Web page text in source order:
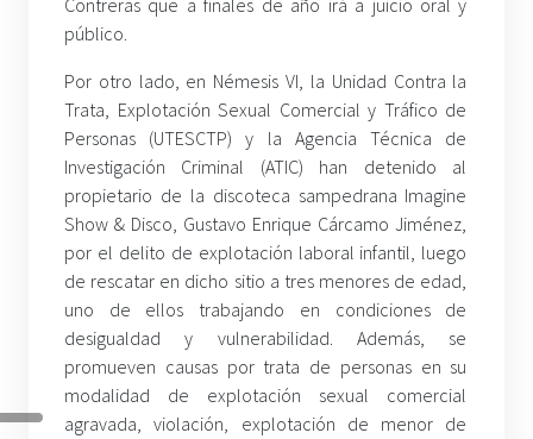
Contreras que a finales de año irá a juicio oral y
público.
Por otro lado, en Némesis VI, la Unidad Contra la
Trata, Explotación Sexual Comercial y Tráfico de
Personas (UTESCTP) y la Agencia Técnica de
Investigación Criminal (ATIC) han detenido al
propietario de la discoteca sampedrana Imagine
Show & Disco, Gustavo Enrique Cárcamo Jiménez,
por el delito de explotación laboral infantil, luego
de rescatar en dicho sitio a tres menores de edad,
uno de ellos trabajando en condiciones de
desigualdad y vulnerabilidad. Además, se
promueven causas por trata de personas en su
modalidad de explotación sexual comercial
agravada, violación, explotación de menor de